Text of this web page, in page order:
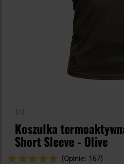
Koszulka
Short Sleeve - Olive
Ocena:
(Opinie: 167)